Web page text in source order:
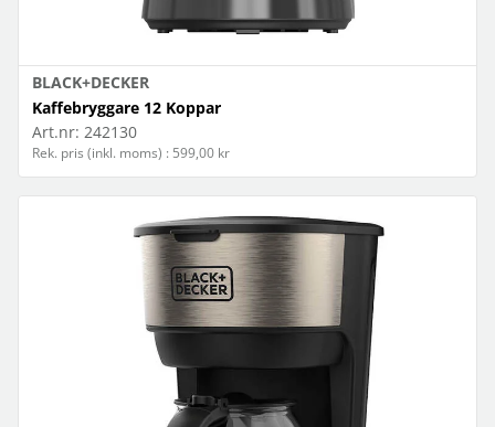
BLACK+DECKER
Kaffebryggare 12 Koppar
Art.nr: 242130
Rek. pris (inkl. moms) : 599,00 kr